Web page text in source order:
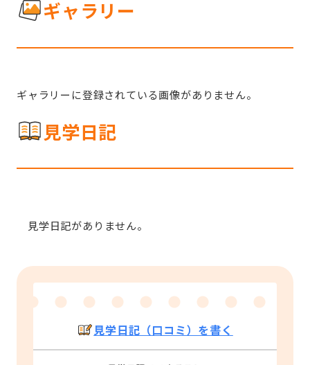
ギャラリー
ギャラリーに登録されている画像がありません。
見学日記
見学日記がありません。
見学日記（口コミ）を書く